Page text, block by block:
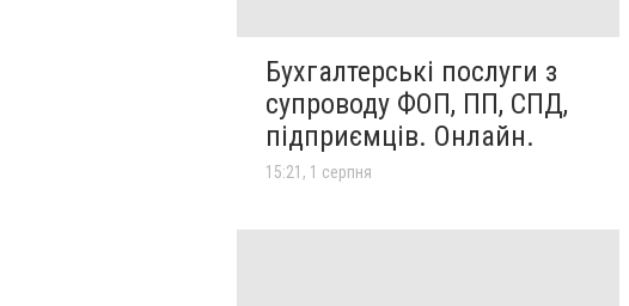
Бухгалтерські послуги з
супроводу ФОП, ПП, СПД,
підприємців. Онлайн.
15:21, 1 серпня